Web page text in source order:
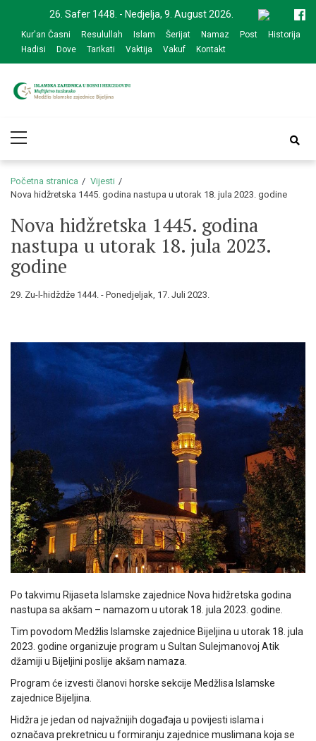
navigation
content
26. Safer 1448. - Nedjelja, 9. August 2026.
Kur'an Časni Resulullah Islam Šerijat Namaz Post
Historija
Hadisi
Dove Tarikati Vaktija Vakuf Kontakt
zajednice Bijeljina
Menu
Početna stranica
Vijesti
Nova hidžretska 1445. godina nastupa u utorak 18. jula 2023. godine
Nova hidžretska 1445. godina
nastupa u utorak 18. jula 2023.
godine
29. Zu-l-hidždže 1444. - Ponedjeljak, 17. Juli 2023.
Po takvimu Rijaseta Islamske zajednice Nova hidžretska godina
nastupa sa akšam – namazom u utorak 18. jula 2023. godine.
Tim povodom Medžlis Islamske zajednice Bijeljina u utorak 18. jula
2023. godine organizuje program u Sultan Sulejmanovoj Atik
džamiji u Bijeljini poslije akšam namaza.
Program će izvesti članovi horske sekcije Medžlisa Islamske
zajednice Bijeljina.
Hidžra je jedan od najvažnijih događaja u povijesti islama i
označava prekretnicu u formiranju zajednice muslimana koja se